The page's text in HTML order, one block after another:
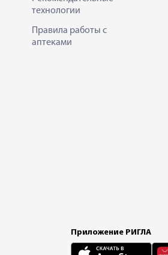
технологии
Правила работы с
аптеками
Приложение РИГЛА